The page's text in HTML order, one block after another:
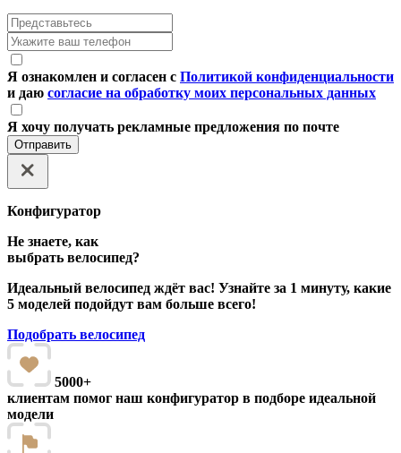
Я ознакомлен и согласен с Политикой конфиденциальности
и даю согласие на обработку моих персональных данных
Я хочу получать рекламные предложения по почте
Отправить
Конфигуратор
Не знаете, как
выбрать велосипед?
Идеальный велосипед ждёт вас! Узнайте за 1 минуту, какие
5 моделей подойдут вам больше всего!
Подобрать велосипед
5000+
клиентам помог наш конфигуратор в подборе идеальной
модели